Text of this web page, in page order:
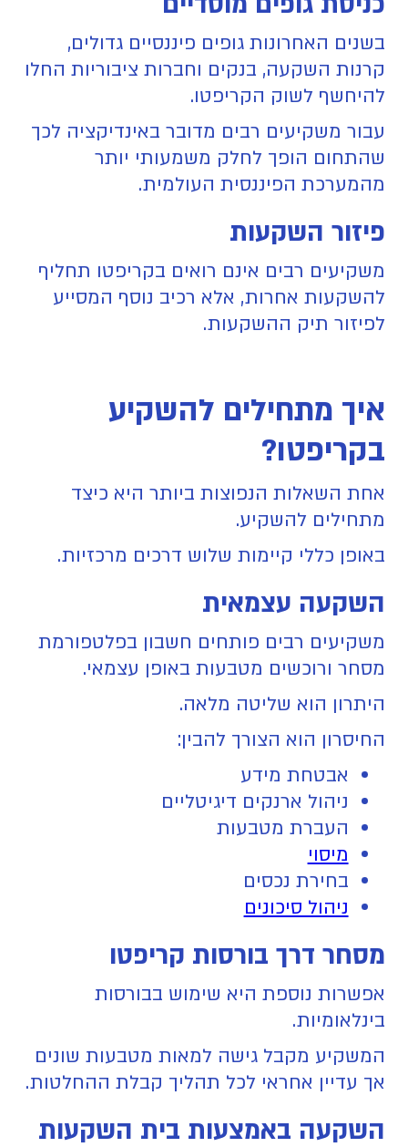
בשנים האחרונות גופים פיננסיים גדולים,
קרנות השקעה, בנקים וחברות ציבוריות החלו
להיחשף לשוק הקריפטו.
עבור משקיעים רבים מדובר באינדיקציה לכך
שהתחום הופך לחלק משמעותי יותר
מהמערכת הפיננסית העולמית.
פיזור השקעות
משקיעים רבים אינם רואים בקריפטו תחליף
להשקעות אחרות, אלא רכיב נוסף המסייע
לפיזור תיק ההשקעות.
איך מתחילים להשקיע
בקריפטו?
אחת השאלות הנפוצות ביותר היא כיצד
מתחילים להשקיע.
באופן כללי קיימות שלוש דרכים מרכזיות.
השקעה עצמאית
משקיעים רבים פותחים חשבון בפלטפורמת
מסחר ורוכשים מטבעות באופן עצמאי.
היתרון הוא שליטה מלאה.
החיסרון הוא הצורך להבין:
אבטחת מידע
ניהול ארנקים דיגיטליים
העברת מטבעות
מיסוי
בחירת נכסים
ניהול סיכונים
מסחר דרך בורסות קריפטו
אפשרות נוספת היא שימוש בבורסות
בינלאומיות.
המשקיע מקבל גישה למאות מטבעות שונים
אך עדיין אחראי לכל תהליך קבלת ההחלטות.
השקעה באמצעות בית השקעות